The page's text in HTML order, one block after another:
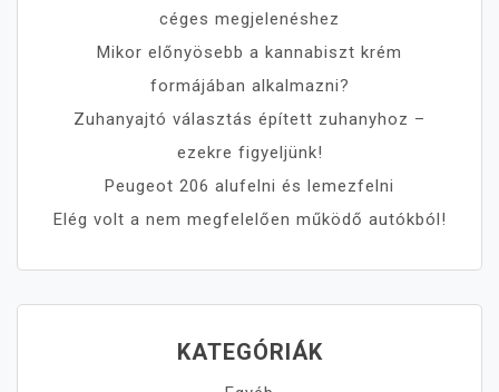
céges megjelenéshez
Mikor előnyösebb a kannabiszt krém
formájában alkalmazni?
Zuhanyajtó választás épített zuhanyhoz –
ezekre figyeljünk!
Peugeot 206 alufelni és lemezfelni
Elég volt a nem megfelelően működő autókból!
KATEGÓRIÁK